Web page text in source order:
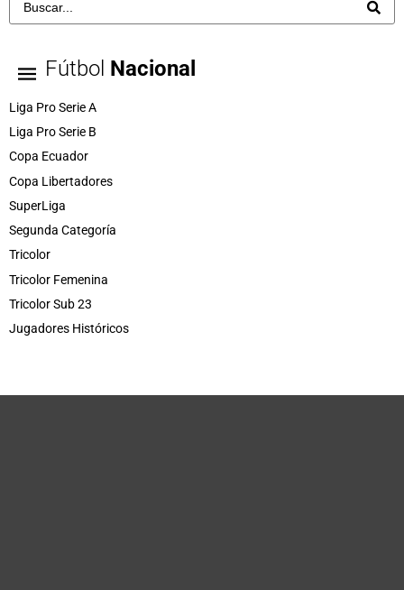
Fútbol Nacional
Liga Pro Serie A
Liga Pro Serie B
Copa Ecuador
Copa Libertadores
SuperLiga
Segunda Categoría
Tricolor
Tricolor Femenina
Tricolor Sub 23
Jugadores Históricos